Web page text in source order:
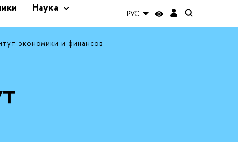
Наука
РУС
экономики и финансов